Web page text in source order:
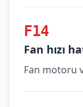
F14
Fan hızı
Fan motoru